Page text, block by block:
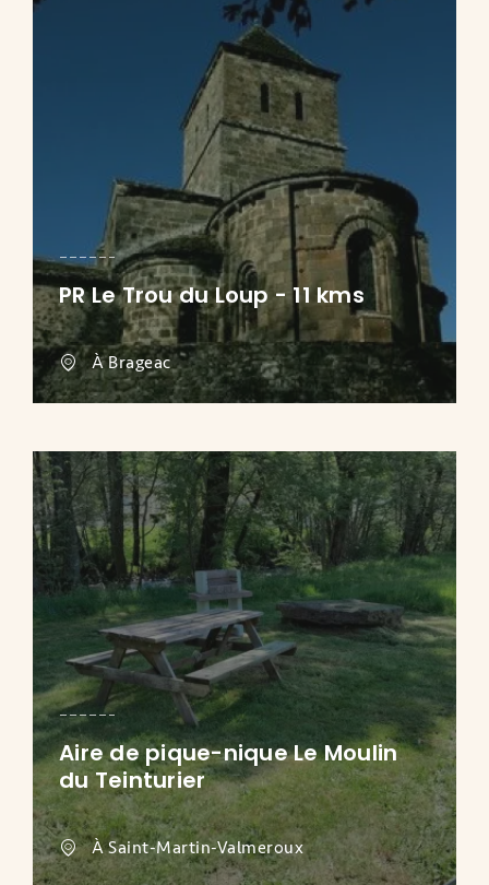
PR Le Trou du Loup - 11 kms
À Brageac
Aire de pique-nique Le Moulin
du Teinturier
À Saint-Martin-Valmeroux